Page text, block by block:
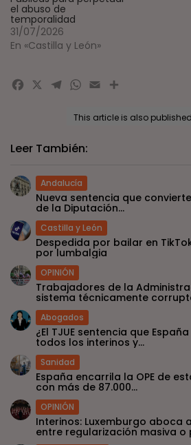
el abuso de
temporalidad
31/07/2026
En «Castilla y León»
Facebook
X Telegram
WhatsApp
Email
This article is also
Leer También:
Andalucía
Nueva sentencia que
de la Diputación...
Castilla y León
Despedida por bailar en
por lumbalgia
OPINIÓN
Trabajadores de la
sistema técnicamente
Abogados
¿El TJUE sentencia que
todos los interinos y...
Sanidad
España encarrila la OPE de
con más de 87.000...
OPINIÓN
Interinos: Luxemburgo aboca
entre regularización masiva o